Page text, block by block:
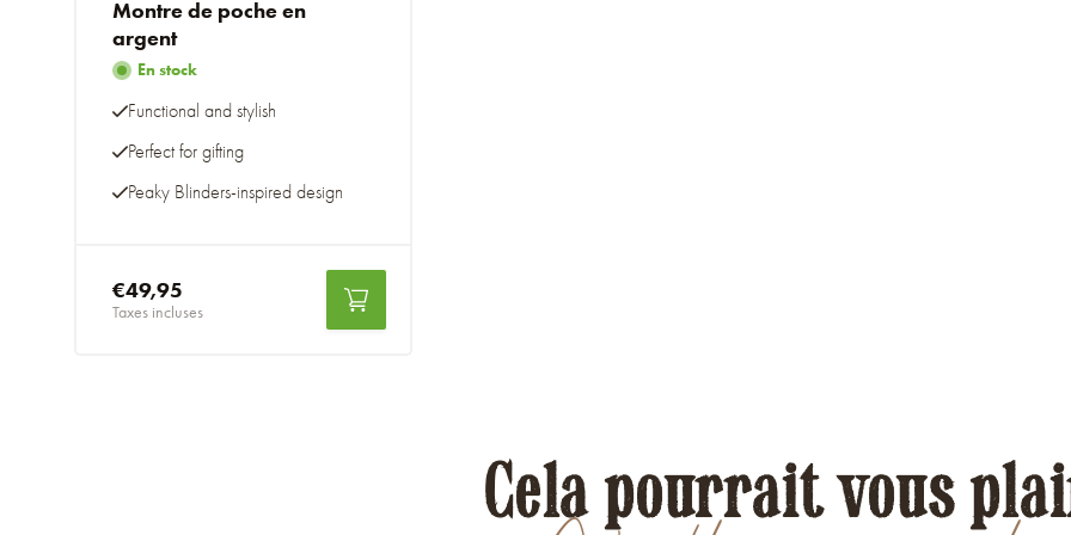
Montre de poche en
argent
En stock
Functional and stylish
Perfect for gifting
Peaky Blinders-inspired design
€49,95
Taxes incluses
Cela pourrait vous